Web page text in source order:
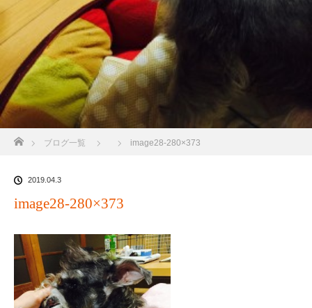
ブログ一覧 image28-280×373
2019.04.3
image28-280×373